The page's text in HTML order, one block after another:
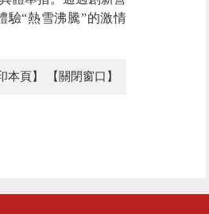
驗“熱雪沸騰”的激情
本頁】 【關閉窗口】